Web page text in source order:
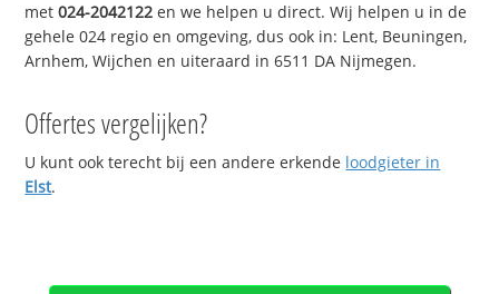
met024-2042122 en we helpen u direct. Wij helpen u in de
gehele 024 regio en omgeving, dus ook in: Lent, Beuningen,
Arnhem, Wijchen en uiteraard in 6511 DA Nijmegen.
Offertes vergelijken?
U kunt ook terecht bij een andere erkende loodgieter in
Elst.